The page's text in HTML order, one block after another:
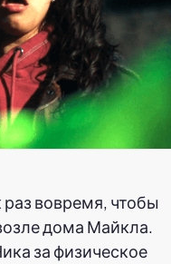
вовремя, чтобы
дома Майкла.
за физическое